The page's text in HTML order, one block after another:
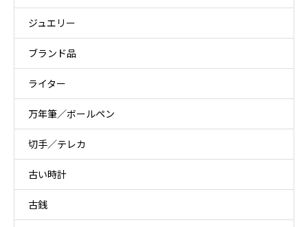
ジュエリー
ブランド品
ライター
万年筆／ボールペン
切手／テレカ
古い時計
古銭